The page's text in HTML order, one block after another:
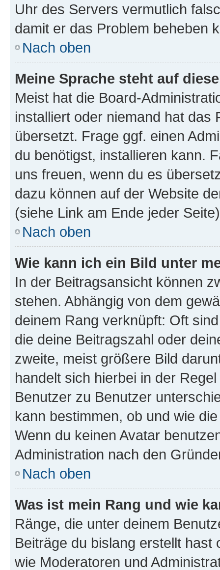
Uhr des Servers vermutlich
damit er das Problem beheben
Nach oben
Meine Sprache steht auf
Meist hat die Board-
installiert oder niemand hat das
übersetzt. Frage ggf. einen
du benötigst, installieren kann.
uns freuen, wenn du es
dazu können auf der Website
(siehe Link am Ende jeder
Nach oben
Wie kann ich ein Bild unter
In der Beitragsansicht können
stehen. Abhängig von dem
deinem Rang verknüpft: Oft
die deine Beitragszahl oder
zweite, meist größere Bild
handelt sich hierbei in der
Benutzer zu Benutzer
kann bestimmen, ob und wie
Wenn du keinen Avatar
Administration nach den
Nach oben
Was ist mein Rang und wie
Ränge, die unter deinem
Beiträge du bislang erstellt
wie Moderatoren und